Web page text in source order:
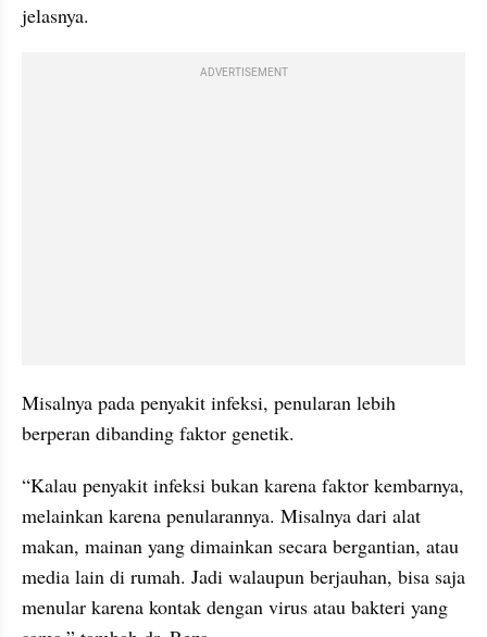
jelasnya.
ADVERTISEMENT
Misalnya pada penyakit infeksi, penularan lebih
berperan dibanding faktor genetik.
“Kalau penyakit infeksi bukan karena faktor kembarnya,
melainkan karena penularannya. Misalnya dari alat
makan, mainan yang dimainkan secara bergantian, atau
media lain di rumah. Jadi walaupun berjauhan, bisa saja
menular karena kontak dengan virus atau bakteri yang